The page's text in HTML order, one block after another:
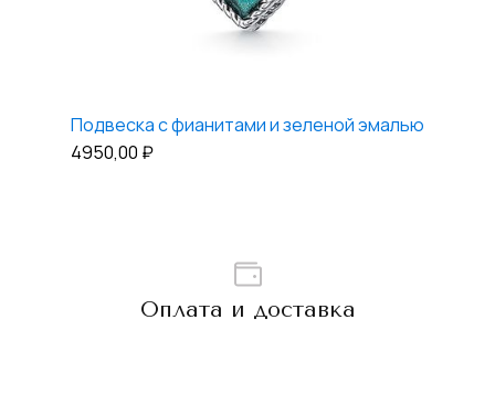
Подвеска с фианитами и зеленой эмалью
4950,00 ₽
Оплата и доставка